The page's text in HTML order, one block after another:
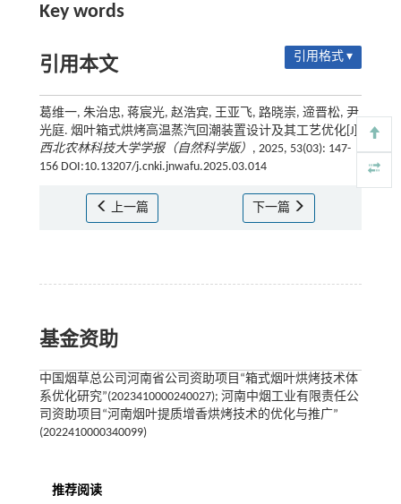
Key words
引用本文 引用格式 ▾
葛维一, 朱治忠, 蒋宸光, 赵浩宾, 王亚飞, 路晓崇, 遆晋松, 尹
光庭. 烟叶箱式烘烤高温蒸汽回潮装置设计及其工艺优化[J].
西北农林科技大学学报（自然科学版） , 2025, 53(03): 147-
156 DOI:10.13207/j.cnki.jnwafu.2025.03.014
上一篇 下一篇
基金资助
中国烟草总公司河南省公司资助项目“箱式烟叶烘烤技术体
系优化研究”(2023410000240027); 河南中烟工业有限责任公
司资助项目“河南烟叶提质增香烘烤技术的优化与推广”
(2022410000340099)